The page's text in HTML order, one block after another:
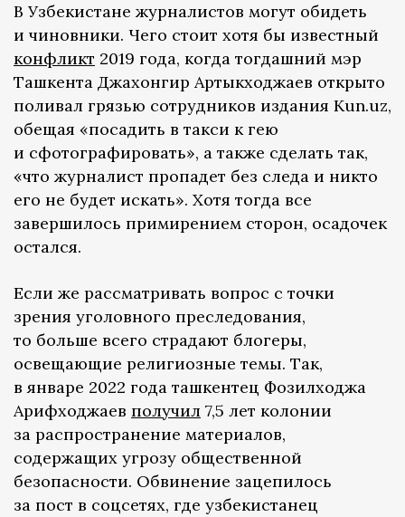
В Узбекистане журналистов могут обидеть
и чиновники. Чего стоит хотя бы известный
конфликт 2019 года, когда тогдашний мэр
Ташкента Джахонгир Артыкходжаев открыто
поливал грязью сотрудников издания Kun.uz,
обещая «посадить в такси к гею
и сфотографировать», а также сделать так,
«что журналист пропадет без следа и никто
его не будет искать». Хотя тогда все
завершилось примирением сторон, осадочек
остался.
Если же рассматривать вопрос с точки
зрения уголовного преследования,
то больше всего страдают блогеры,
освещающие религиозные темы. Так,
в январе 2022 года ташкентец Фозилходжа
Арифходжаев получил 7,5 лет колонии
за распространение материалов,
содержащих угрозу общественной
безопасности. Обвинение зацепилось
за пост в соцсетях, где узбекистанец